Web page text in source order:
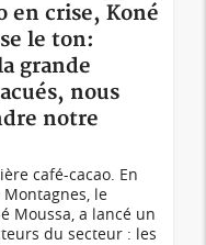
en crise, Koné
le ton:
grande
nous
notre
café-cacao. En
le
Moussa, a lancé un
du secteur : les